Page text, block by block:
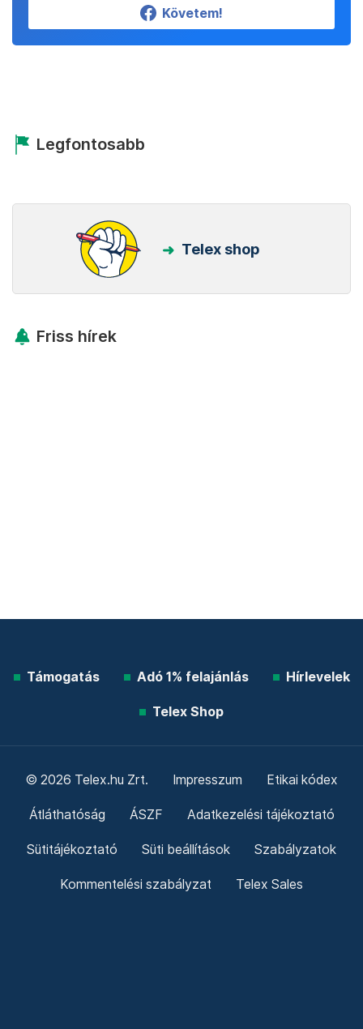
Követem!
Legfontosabb
Telex shop
Friss hírek
Támogatás Adó 1% felajánlás Hírlevelek
Telex Shop
© 2026 Telex.hu Zrt. Impresszum Etikai kódex
Átláthatóság ÁSZF Adatkezelési tájékoztató
Sütitájékoztató Süti beállítások Szabályzatok
Kommentelési szabályzat Telex Sales